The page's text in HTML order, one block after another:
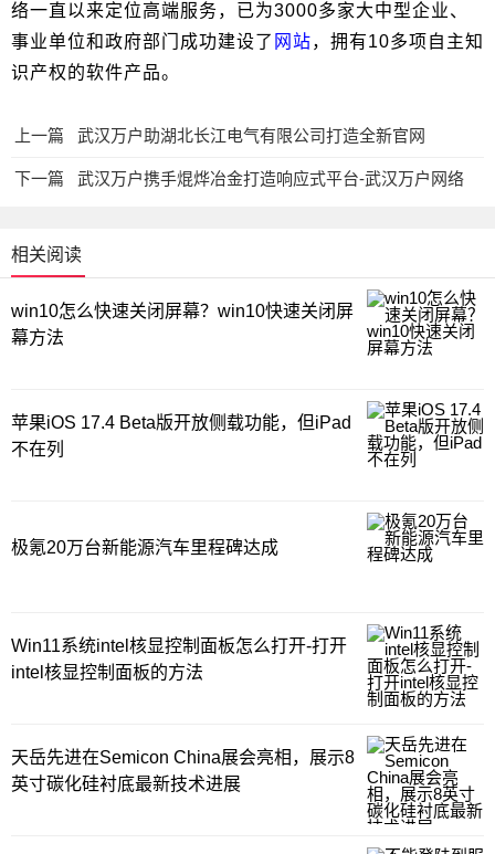
络一直以来定位高端服务，已为3000多家大中型企业、
事业单位和政府部门成功建设了 网站，拥有10多项自主知
识产权的软件产品。
上一篇 武汉万户助湖北长江电气有限公司打造全新官网
下一篇 武汉万户携手焜烨冶金打造响应式平台-武汉万户网络
相关阅读
win10怎么快速关闭屏幕？win10快速关闭屏
幕方法
苹果iOS 17.4 Beta版开放侧载功能，但iPad
不在列
极氪20万台新能源汽车里程碑达成
Win11系统intel核显控制面板怎么打开-打开
intel核显控制面板的方法
天岳先进在Semicon China展会亮相，展示8
英寸碳化硅衬底最新技术进展